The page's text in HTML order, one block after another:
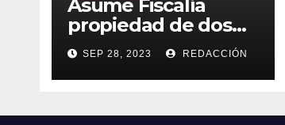
Asume Fiscalía
propiedad de dos
inmuebles
utilizados por la
delincuencia
SEP 28, 2023 REDACCIÓN